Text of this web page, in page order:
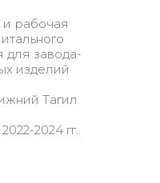
рабочая
для завода-
изделий
Тагил
2024 гг..